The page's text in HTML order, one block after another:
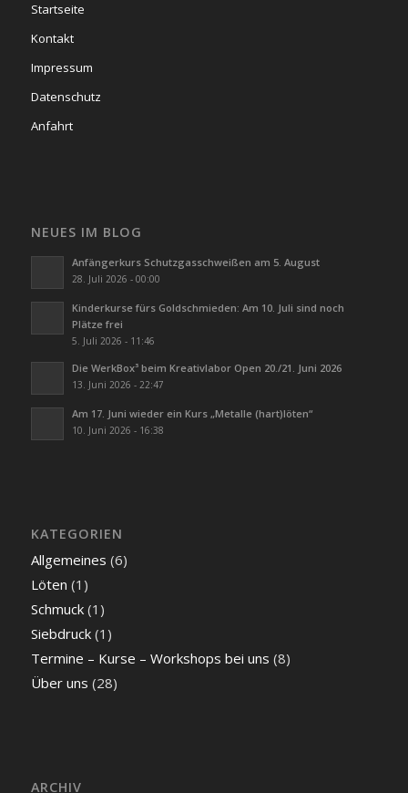
Startseite
Kontakt
Impressum
Datenschutz
Anfahrt
NEUES IM BLOG
Anfängerkurs Schutzgasschweißen am 5. August
28. Juli 2026 - 00:00
Kinderkurse fürs Goldschmieden: Am 10. Juli sind noch
Plätze frei
5. Juli 2026 - 11:46
Die WerkBox³ beim Kreativlabor Open 20./21. Juni 2026
13. Juni 2026 - 22:47
Am 17. Juni wieder ein Kurs „Metalle (hart)löten“
10. Juni 2026 - 16:38
KATEGORIEN
Allgemeines (6)
Löten (1)
Schmuck(1)
Siebdruck(1)
Termine – Kurse – Workshops bei uns (8)
Über uns (28)
ARCHIV